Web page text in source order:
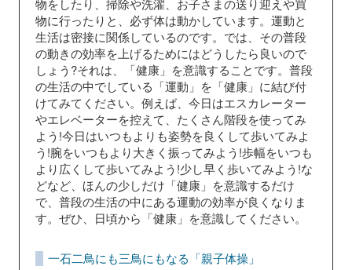
物に行ったりと、必ず体は動かしています。運動と
生活は密接に関係しているのです。では、その普段
の動きの効率を上げるためにはどうしたら良いので
しょう?それは、「健康」を意識することです。普段
の生活の中でしている「運動」を「健康」に結び付
けてみてください。例えば、今日はエスカレーター
やエレベーターを控えて、たくさん階段を使ってみ
よう!今日はいつもよりも姿勢を良くして歩いてみよ
う!腕をいつもより大きく振ってみよう!歩幅をいつも
より広くして歩いてみよう!少し早く歩いてみよう!な
どなど、ほんの少しだけ「健康」を意識するだけ
で、普段の生活の中にある運動の効率が良くなりま
す。ぜひ、日頃から「健康」を意識してください。
一石二鳥にも三鳥にもなる「親子体操」